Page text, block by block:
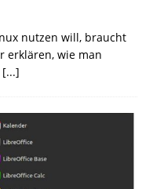
nutzen will, braucht
erklären, wie man
[...]